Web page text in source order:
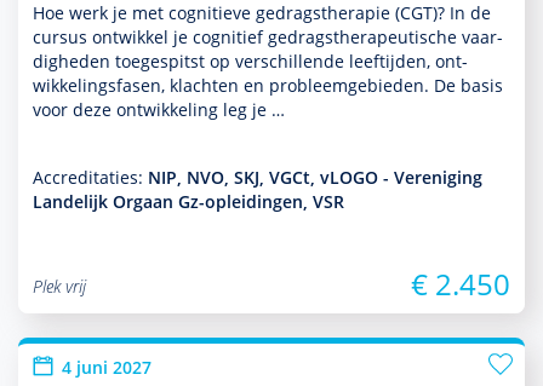
Hoe werk je met cogni­tieve gedrags­thera­pie (CGT)? In de
cursus ontwik­kel je cognitief gedrags­thera­peu­tische vaar­
dig­heden toegespitst op ver­schil­lende leeftijden, ont­
wikke­lingsfasen, klachten en probleemgebieden. De basis
voor deze ont­wikke­ling leg je …
Accreditaties: NIP, NVO, SKJ, VGCt, vLOGO - Vereniging
Landelijk Orgaan Gz-opleidingen, VSR
Plek vrij € 2.450
4 juni 2027